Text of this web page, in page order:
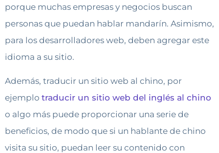
porque muchas empresas y negocios buscan
personas que puedan hablar mandarín. Asimismo,
para los desarrolladores web, deben agregar este
idioma a su sitio.
Además, traducir un sitio web al chino, por
ejemplo traducir un sitio web del inglés al chino
o algo más puede proporcionar una serie de
beneficios, de modo que si un hablante de chino
visita su sitio, puedan leer su contenido con